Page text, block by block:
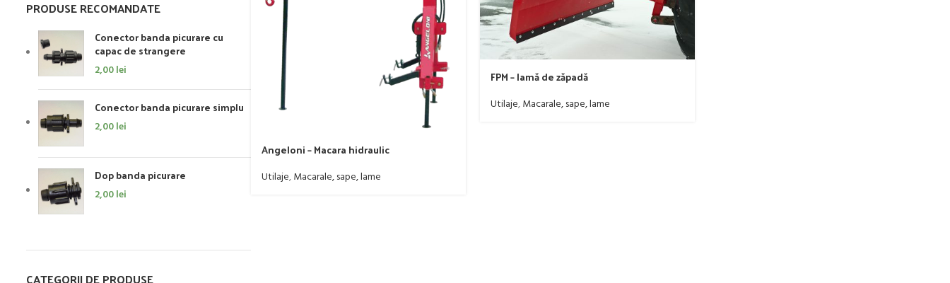
PRODUSE RECOMANDATE
Conector banda picurare cu
capac de strangere
2,00lei
Conector banda picurare simplu
2,00lei
Dop banda picurare
2,00lei
Angeloni – Macara hidraulic
Utilaje,Macarale, sape, lame
FPM – lamă de zăpadă
Utilaje,Macarale, sape, lame